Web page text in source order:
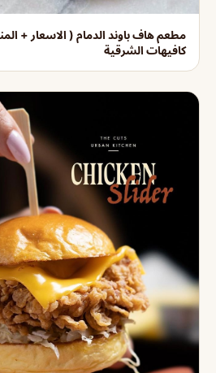
مطعم هاف باوند الدمام ( الاسعار +
كافيهات الشرقية